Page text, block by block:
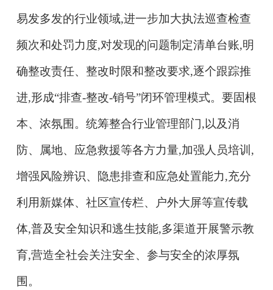
易发多发的行业领域,进一步加大执法巡查检查
频次和处罚力度,对发现的问题制定清单台账,明
确整改责任、整改时限和整改要求,逐个跟踪推
进,形成“排查-整改-销号”闭环管理模式。 要固根
本、浓氛围。 统筹整合行业管理部门,以及消
防、属地、应急救援等各方力量,加强人员培训,
增强风险辨识、隐患排查和应急处置能力,充分
利用新媒体、社区宣传栏、户外大屏等宣传载
体,普及安全知识和逃生技能,多渠道开展警示教
育,营造全社会关注安全、参与安全的浓厚氛
围。